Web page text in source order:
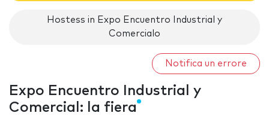
Hostess in Expo Encuentro Industrial y
Comercialo
Notifica un errore
Expo Encuentro Industrial y
Comercial: la fiera